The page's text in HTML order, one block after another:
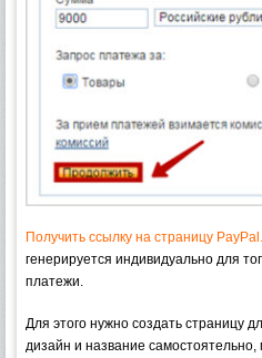
Получить ссылку на страницу
генерируется индивидуально для
платежи.
Для этого нужно создать страницу
дизайн и название самостоятельно,